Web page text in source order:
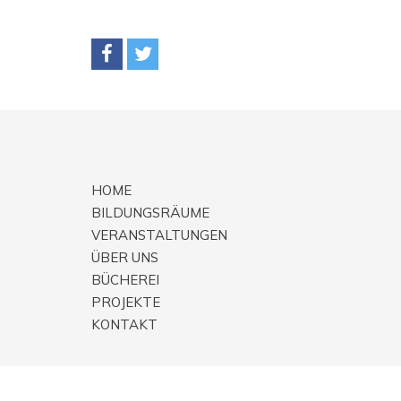
HOME
BILDUNGSRÄUME
VERANSTALTUNGEN
ÜBER UNS
BÜCHEREI
PROJEKTE
KONTAKT